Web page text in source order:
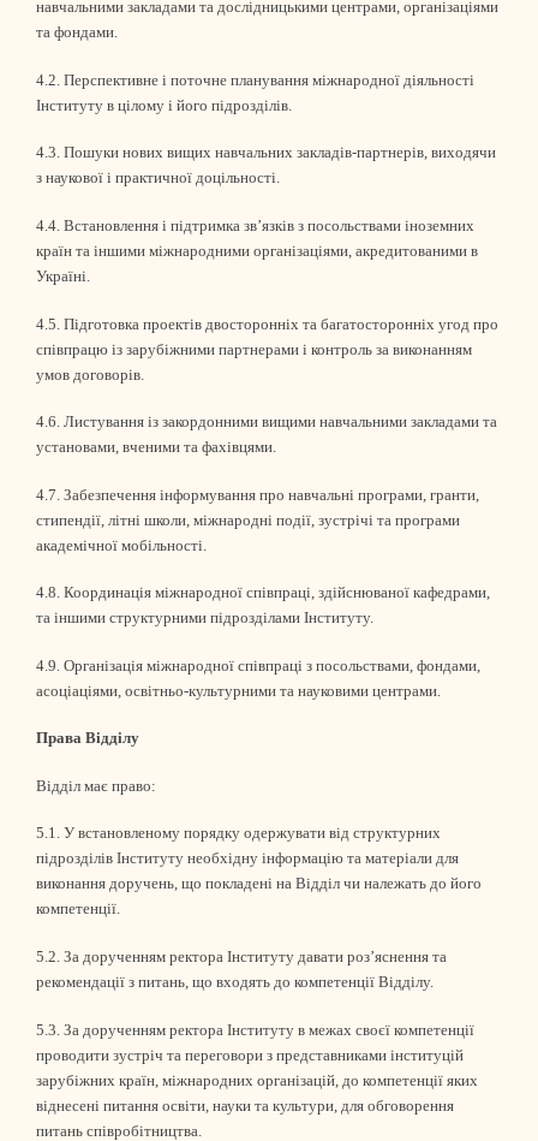
навчальними закладами та дослідницькими центрами, організаціями
та фондами.
4.2. Перспективне і поточне планування міжнародної діяльності
Інституту в цілому і його підрозділів.
4.3. Пошуки нових вищих навчальних закладів-партнерів, виходячи
з наукової і практичної доцільності.
4.4. Встановлення і підтримка зв’язків з посольствами іноземних
країн та іншими міжнародними організаціями, акредитованими в
Україні.
4.5. Підготовка проектів двосторонніх та багатосторонніх угод про
співпрацю із зарубіжними партнерами і контроль за виконанням
умов договорів.
4.6. Листування із закордонними вищими навчальними закладами та
установами, вченими та фахівцями.
4.7. Забезпечення інформування про навчальні програми, гранти,
стипендії, літні школи, міжнародні події, зустрічі та програми
академічної мобільності.
4.8. Координація міжнародної співпраці, здійснюваної кафедрами,
та іншими структурними підрозділами Інституту.
4.9. Організація міжнародної співпраці з посольствами, фондами,
асоціаціями, освітньо-культурними та науковими центрами.
Права Відділу
Відділ має право:
5.1. У встановленому порядку одержувати від структурних
підрозділів Інституту необхідну інформацію та матеріали для
виконання доручень, що покладені на Відділ чи належать до його
компетенції.
5.2. За дорученням ректора Інституту давати роз’яснення та
рекомендації з питань, що входять до компетенції Відділу.
5.3. За дорученням ректора Інституту в межах своєї компетенції
проводити зустріч та переговори з представниками інституцій
зарубіжних країн, міжнародних організацій, до компетенції яких
віднесені питання освіти, науки та культури, для обговорення
питань співробітництва.